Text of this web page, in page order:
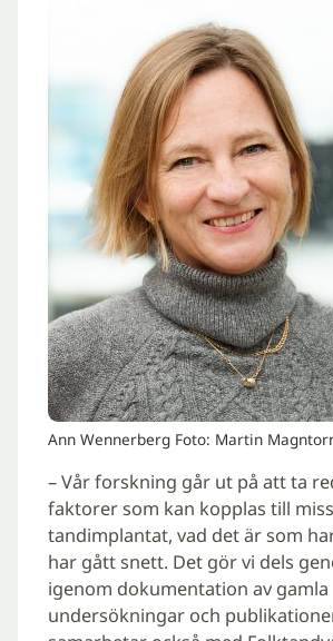
Ann Wennerberg Foto: Martin
– Vår forskning går ut på att ta
faktorer som kan kopplas till
tandimplantat, vad det är som
har gått snett. Det gör vi dels
igenom dokumentation av gamla
undersökningar och